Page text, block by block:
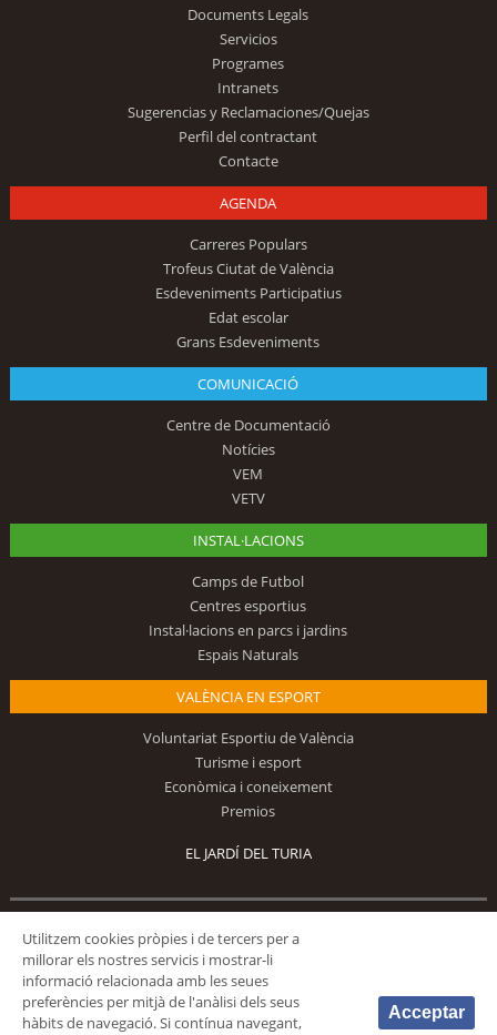
Documents Legals
Servicios
Programes
Intranets
Sugerencias y Reclamaciones/Quejas
Perfil del contractant
Contacte
AGENDA
Carreres Populars
Trofeus Ciutat de València
Esdeveniments Participatius
Edat escolar
Grans Esdeveniments
COMUNICACIÓ
Centre de Documentació
Notícies
VEM
VETV
INSTAL·LACIONS
Camps de Futbol
Centres esportius
Instal·lacions en parcs i jardins
Espais Naturals
VALÈNCIA EN ESPORT
Voluntariat Esportiu de València
Turisme i esport
Econòmica i coneixement
Premios
EL JARDÍ DEL TURIA
Utilitzem cookies pròpies i de tercers per a
millorar els nostres servicis i mostrar-li
informació relacionada amb les seues
preferències per mitjà de l'anàlisi dels seus
hàbits de navegació. Si contínua navegant,
Acceptar